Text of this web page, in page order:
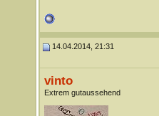
14.04.2014, 21:31
vinto
Extrem gutaussehend